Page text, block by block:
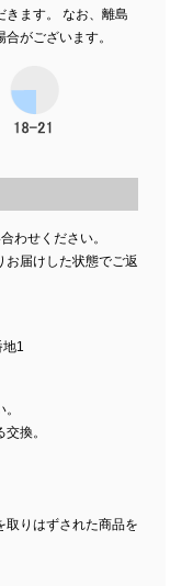
きます。 なお、離島
がございます。
わせください。
お届けした状態でご返
1
換。
りはずされた商品を